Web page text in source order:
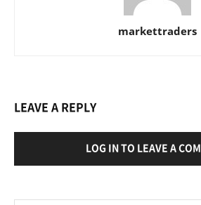
markettraders
LEAVE A REPLY
LOG IN TO LEAVE A